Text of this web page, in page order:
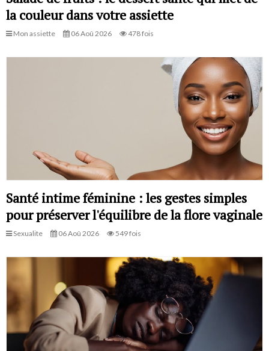
la couleur dans votre assiette
Mon assiette 06 Aoû 2026 478 fois
Santé intime féminine : les gestes simples
pour préserver l'équilibre de la flore vaginale
Sexualite 06 Aoû 2026 549 fois